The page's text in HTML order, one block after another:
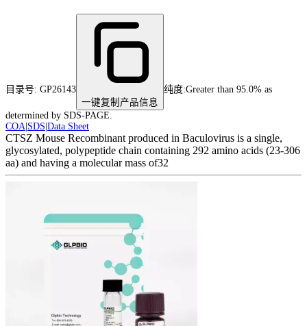
目录号: GP26143
一键复制产品信息
纯度:Greater than 95.0% as
determined by SDS-PAGE.
COA SDS Data Sheet
CTSZ Mouse Recombinant produced in Baculovirus is a single,
glycosylated, polypeptide chain containing 292 amino acids (23-306
aa) and having a molecular mass of32